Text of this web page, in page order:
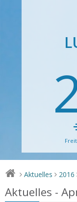
> Aktuelles > 2016
Aktuelles -